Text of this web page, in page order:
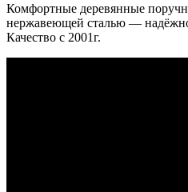
Комфортные деревянные
нержавеющей сталью —
Качество с 2001г.